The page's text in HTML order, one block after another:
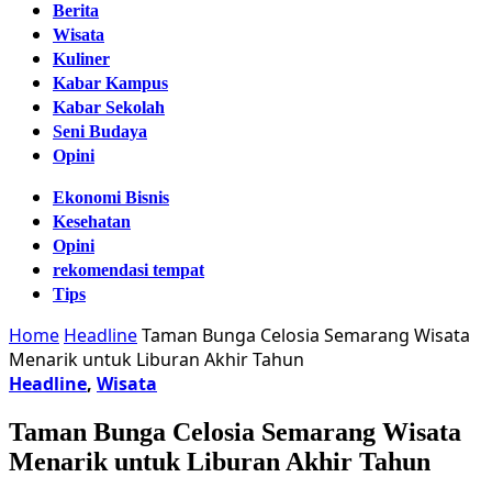
Berita
Wisata
Kuliner
Kabar Kampus
Kabar Sekolah
Seni Budaya
Opini
Ekonomi Bisnis
Kesehatan
Opini
rekomendasi tempat
Tips
Home HeadlineTaman Bunga Celosia Semarang Wisata
Menarik untuk Liburan Akhir Tahun
Headline, Wisata
Taman Bunga Celosia Semarang Wisata
Menarik untuk Liburan Akhir Tahun